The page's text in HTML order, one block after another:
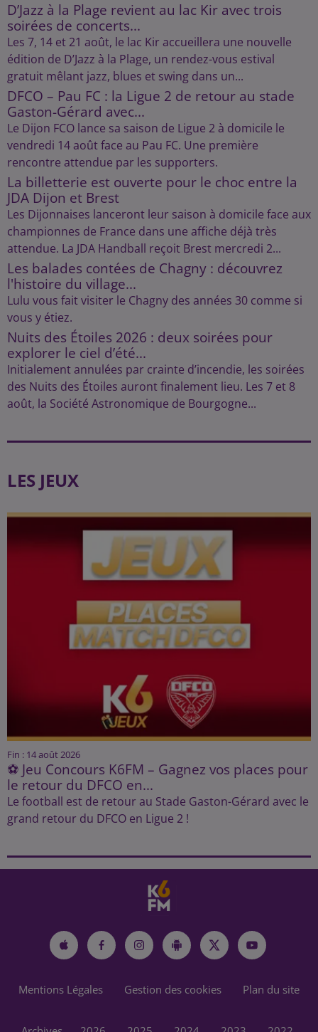
D’Jazz à la Plage revient au lac Kir avec trois
soirées de concerts...
Les 7, 14 et 21 août, le lac Kir accueillera une nouvelle
édition de D’Jazz à la Plage, un rendez-vous estival
gratuit mêlant jazz, blues et swing dans un...
DFCO – Pau FC : la Ligue 2 de retour au stade
Gaston-Gérard avec...
Le Dijon FCO lance sa saison de Ligue 2 à domicile le
vendredi 14 août face au Pau FC. Une première
rencontre attendue par les supporters.
La billetterie est ouverte pour le choc entre la
JDA Dijon et Brest
Les Dijonnaises lanceront leur saison à domicile face aux
championnes de France dans une affiche déjà très
attendue. La JDA Handball reçoit Brest mercredi 2...
Les balades contées de Chagny : découvrez
l'histoire du village...
Lulu vous fait visiter le Chagny des années 30 comme si
vous y étiez.
Nuits des Étoiles 2026 : deux soirées pour
explorer le ciel d’été...
Initialement annulées par crainte d’incendie, les soirées
des Nuits des Étoiles auront finalement lieu. Les 7 et 8
août, la Société Astronomique de Bourgogne...
LES JEUX
Fin : 14 août 2026
⚽ Jeu Concours K6FM – Gagnez vos places pour
le retour du DFCO en...
Le football est de retour au Stade Gaston-Gérard avec le
grand retour du DFCO en Ligue 2 !
Mentions Légales Gestion des cookies Plan du site